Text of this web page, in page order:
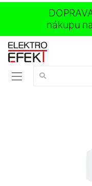
nákupu
Vyhledávání: